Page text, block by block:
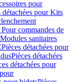
pour
détachées pour Kits
commandes de
Modules sanitaires
Pièces détachées pour
Pièces détachées
détachées pour